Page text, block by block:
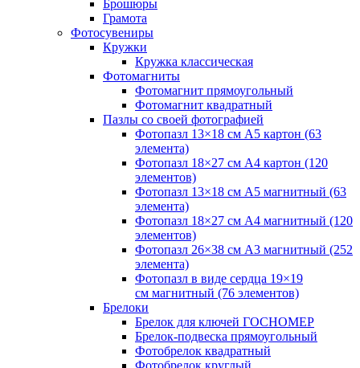
Брошюры
Грамота
Фотосувениры
Кружки
Кружка классическая
Фотомагниты
Фотомагнит прямоугольный
Фотомагнит квадратный
Пазлы со своей фотографией
Фотопазл 13×18 см А5 картон (63
элемента)
Фотопазл 18×27 см А4 картон (120
элементов)
Фотопазл 13×18 см А5 магнитный (63
элемента)
Фотопазл 18×27 см А4 магнитный (120
элементов)
Фотопазл 26×38 см А3 магнитный (252
элемента)
Фотопазл в виде сердца 19×19
см магнитный (76 элементов)
Брелоки
Брелок для ключей ГОСНОМЕР
Брелок-подвеска прямоугольный
Фотобрелок квадратный
Фотобрелок круглый